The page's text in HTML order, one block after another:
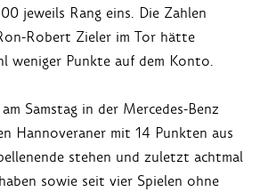
jeweils Rang eins. Die Zahlen
Robert Zieler im Tor hätte
weniger Punkte auf dem Konto.
Samstag in der Mercedes-Benz
Hannoveraner mit 14 Punkten aus
stehen und zuletzt achtmal
sowie seit vier Spielen ohne